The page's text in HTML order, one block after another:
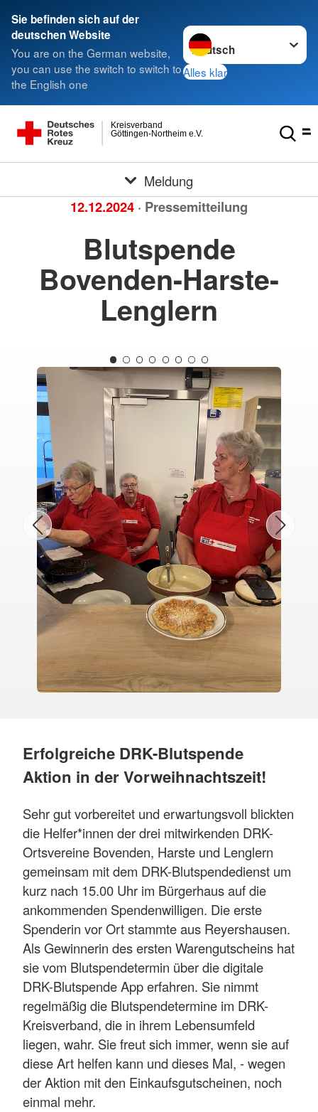
Sie befinden sich auf der
deutschen Website
You are on the German website,
you can use the switch to switch to
the English one
Sprache wechseln zu
Alles klar
Göttingen-Northeim e.V.
Kreisverband
Meldung
12.12.2024 · Pressemitteilung
Blutspende
Bovenden-Harste-
Lenglern
Erfolgreiche DRK-Blutspende
Aktion in der Vorweihnachtszeit!
Sehr gut vorbereitet und erwartungsvoll blickten
die Helfer*innen der drei mitwirkenden DRK-
Ortsvereine Bovenden, Harste und Lenglern
gemeinsam mit dem DRK-Blutspendedienst um
kurz nach 15.00 Uhr im Bürgerhaus auf die
ankommenden Spendenwilligen. Die erste
Spenderin vor Ort stammte aus Reyershausen.
Als Gewinnerin des ersten Warengutscheins hat
sie vom Blutspendetermin über die digitale
DRK-Blutspende App erfahren. Sie nimmt
regelmäßig die Blutspendetermine im DRK-
Kreisverband, die in ihrem Lebensumfeld
liegen, wahr. Sie freut sich immer, wenn sie auf
diese Art helfen kann und dieses Mal, - wegen
der Aktion mit den Einkaufsgutscheinen, noch
einmal mehr.